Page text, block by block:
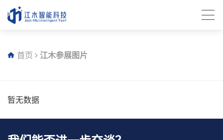
首页 江木参展图片
暂无数据